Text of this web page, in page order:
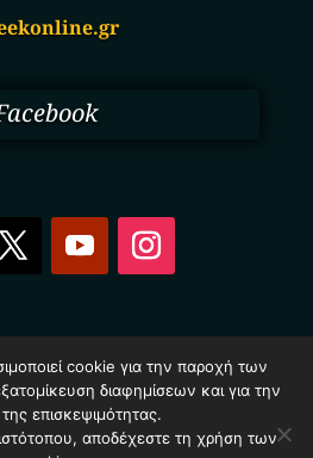
– Greekonline.gr. All Rights
Reserved.
–Προστασία Προσωπικών
–Πολιτική Cookies
cookie για την παροχή των
διαφημίσεων και για την
επισκεψιμότητας.
αποδέχεστε τη χρήση των